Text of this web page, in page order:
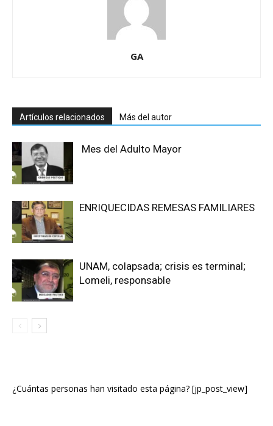
GA
Artículos relacionados Más del autor
Mes del Adulto Mayor
ENRIQUECIDAS REMESAS FAMILIARES
UNAM, colapsada; crisis es terminal;
Lomeli, responsable
¿Cuántas personas han visitado esta página? [jp_post_view]